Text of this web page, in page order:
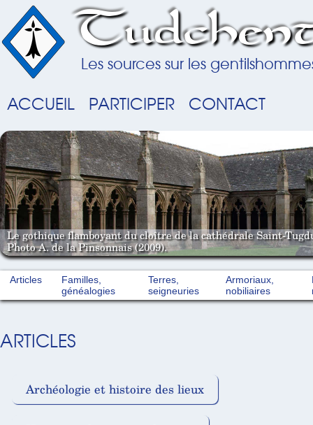
Les sources sur les
ACCUEIL PARTICIPER CONTACT
Le gothique flamboyant du cloître de la cathédrale Saint-
Photo A. de la Pinsonnais (2009).
Articles
Familles,
généalogies
Terres,
seigneuries
Armoriaux,
nobiliaires
ARTICLES
Archéologie et histoire des lieux